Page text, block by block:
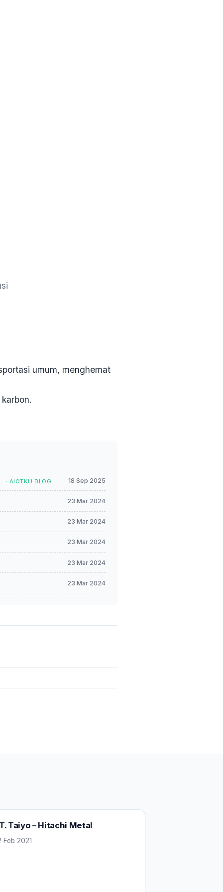
umum, menghemat
· AIOTKU BLOG 18 Sep 2025
23 Mar 2024
23 Mar 2024
23 Mar 2024
23 Mar 2024
23 Mar 2024
Taiyo – Hitachi Metal
Feb 2021